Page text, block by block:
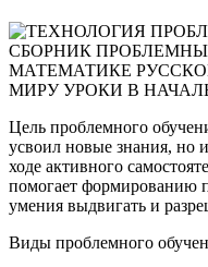
Цель проблемного
усвоил новые знания, но
ходе активного
помогает формированию
умения выдвигать и
Виды проблемного